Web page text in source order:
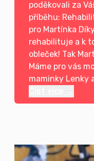
poděkovali za
příběhu:
pro Martínka
rehabilituje a k
obleček! Tak
Máme pro vás
maminky Lenky